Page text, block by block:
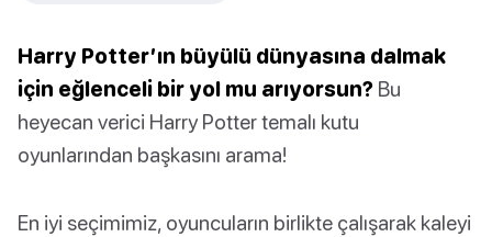
Harry Potter’ın büyülü dünyasına dalmak
için eğlenceli bir yol mu arıyorsun? Bu
heyecan verici Harry Potter temalı kutu
oyunlarından başkasını arama!
En iyi seçimimiz, oyuncuların birlikte çalışarak kaleyi